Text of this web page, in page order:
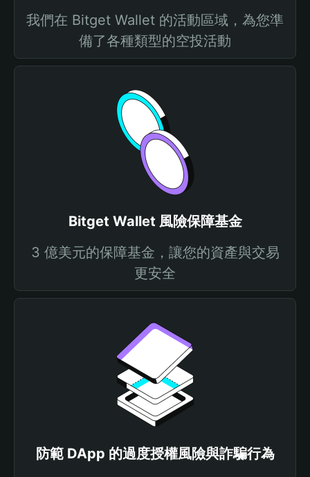
我們在 Bitget Wallet 的活動區域，為您準
備了各種類型的空投活動
Bitget Wallet 風險保障基金
3 億美元的保障基金，讓您的資產與交易
更安全
防範 DApp 的過度授權風險與詐騙行為